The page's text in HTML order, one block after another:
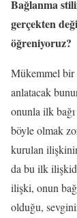
Bağlanma
gerçekten
öğreniyoruz?
Mükemmel bir
anlatacak
onunla ilk
böyle olmak
kurulan
da bu ilk
ilişki, onun
olduğu,